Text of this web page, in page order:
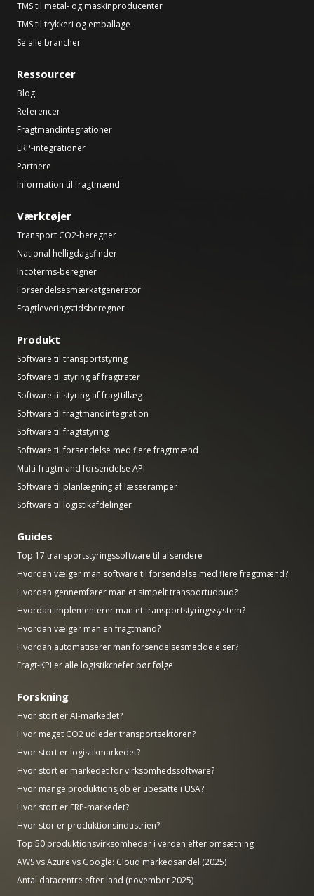
TMS til metal- og maskinproducenter
TMS til trykkeri og emballage
Se alle brancher
Ressourcer
Blog
Referencer
Fragtmandintegrationer
ERP-integrationer
Partnere
Information til fragtmænd
Værktøjer
Transport CO2-beregner
National helligdagsfinder
Incoterms-beregner
Forsendelsesmærkatgenerator
Fragtleveringstidsberegner
Produkt
Software til transportstyring
Software til styring af fragtrater
Software til styring af fragttillæg
Software til fragtmandintegration
Software til fragtstyring
Software til forsendelse med flere fragtmænd
Multi-fragtmand forsendelse API
Software til planlægning af læsseramper
Software til logistikafdelinger
Guides
Top 17 transportstyringssoftware til afsendere
Hvordan vælger man software til forsendelse med flere fragtmænd?
Hvordan gennemfører man et simpelt transportudbud?
Hvordan implementerer man et transportstyringssystem?
Hvordan vælger man en fragtmand?
Hvordan automatiserer man forsendelsesmeddelelser?
Fragt-KPI'er alle logistikchefer bør følge
Forskning
Hvor stort er AI-markedet?
Hvor meget CO2 udleder transportsektoren?
Hvor stort er logistikmarkedet?
Hvor stort er markedet for virksomhedssoftware?
Hvor mange produktionsjob er ubesatte i USA?
Hvor stort er ERP-markedet?
Hvor stor er produktionsindustrien?
Top 50 produktionsvirksomheder i verden efter omsætning
AWS vs Azure vs Google: Cloud markedsandel (2025)
Antal datacentre efter land (november 2025)